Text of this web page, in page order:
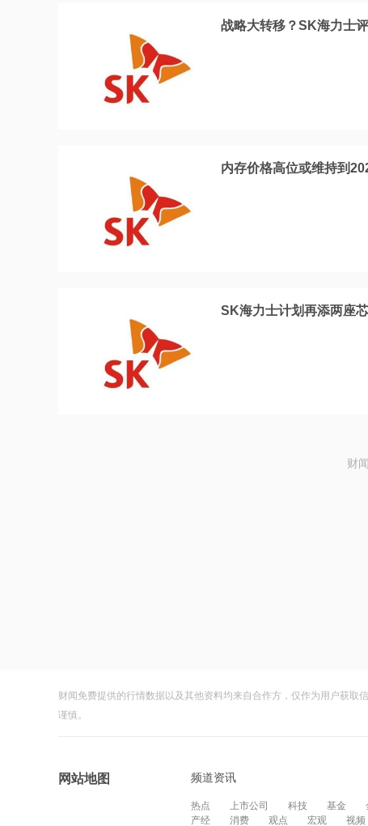
战略大转移？SK海力士
内存价格高位或维持到
SK海力士计划再添两座
财
财闻免费提供的行情数据以及其他资料均来自合作方，仅作为用户获
谨慎。
网站地图 频道资讯
热点 上市公司 科技 基金
产经
消费 观点 宏观 视频